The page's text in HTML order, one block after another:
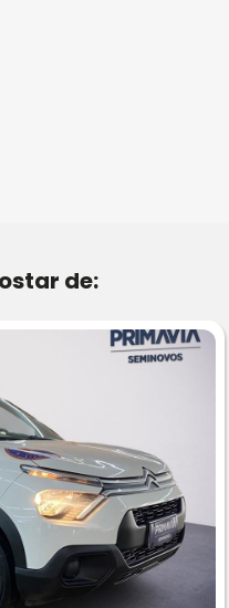
de: